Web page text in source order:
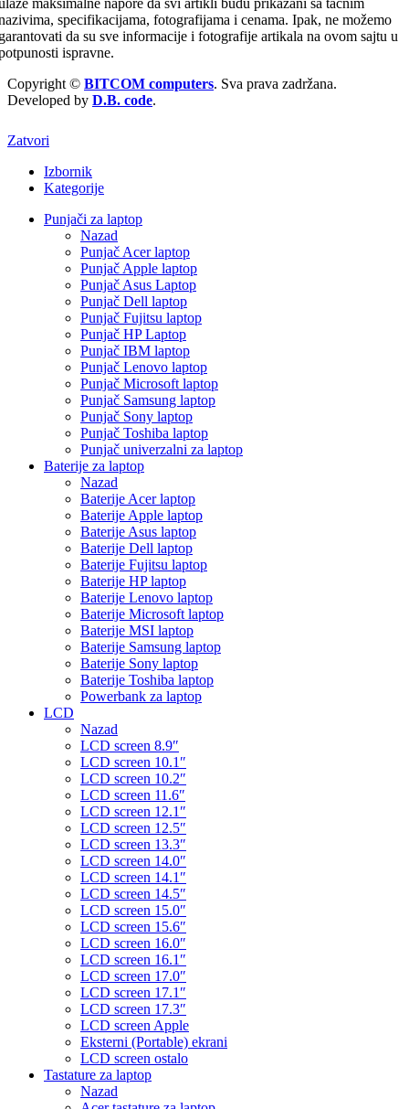
specifikacijama, fotografijama i cenama. Ipak, ne možemo
da su sve informacije i fotografije artikala na ovom sajtu u
ispravne.
Copyright © BITCOM computers. Sva prava zadržana.
Developed by D.B. code.
Zatvori
Izbornik
Kategorije
Punjači za laptop
Nazad
Punjač Acer laptop
Punjač Apple laptop
Punjač Asus Laptop
Punjač Dell laptop
Punjač Fujitsu laptop
Punjač HP Laptop
Punjač IBM laptop
Punjač Lenovo laptop
Punjač Microsoft laptop
Punjač Samsung laptop
Punjač Sony laptop
Punjač Toshiba laptop
Punjač univerzalni za laptop
Baterije za laptop
Nazad
Baterije Acer laptop
Baterije Apple laptop
Baterije Asus laptop
Baterije Dell laptop
Baterije Fujitsu laptop
Baterije HP laptop
Baterije Lenovo laptop
Baterije Microsoft laptop
Baterije MSI laptop
Baterije Samsung laptop
Baterije Sony laptop
Baterije Toshiba laptop
Powerbank za laptop
LCD
Nazad
LCD screen 8.9″
LCD screen 10.1″
LCD screen 10.2″
LCD screen 11.6″
LCD screen 12.1″
LCD screen 12.5″
LCD screen 13.3″
LCD screen 14.0″
LCD screen 14.1″
LCD screen 14.5″
LCD screen 15.0″
LCD screen 15.6″
LCD screen 16.0″
LCD screen 16.1″
LCD screen 17.0″
LCD screen 17.1″
LCD screen 17.3″
LCD screen Apple
Eksterni (Portable) ekrani
LCD screen ostalo
Tastature za laptop
Nazad